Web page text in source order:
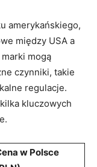
amerykańskiego,
między USA a
mogą
czynniki, takie
regulacje.
kluczowych
w Polsce